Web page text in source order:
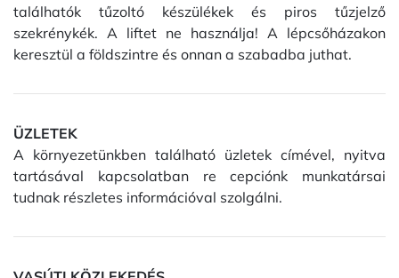
találhatók tűzoltó készülékek és piros tűzjelző
szekrénykék. A liftet ne használja! A lépcsőházakon
keresztül a földszintre és onnan a szabadba juthat.
ÜZLETEK
A környezetünkben található üzletek címével, nyitva
tartásával kapcsolatban re cepciónk munkatársai
tudnak részletes információval szolgálni.